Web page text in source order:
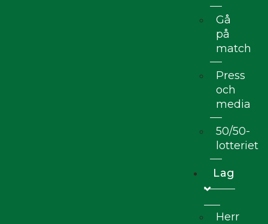
Gå
på
match
Press
och
media
50/50-
lotteriet
Lag
Herr